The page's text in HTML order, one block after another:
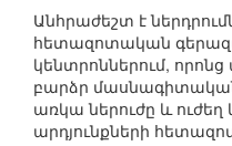
Անհրաժեշտ է
հետազոտական
կենտրոններում,
բարձր
առկա ներուժը և ուժեղ
արդյունքների